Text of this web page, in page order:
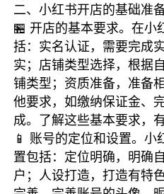
二、小红书开店的基础准
🏪 开店的基本要求。在小
括：实名认证，需要完成
实；店铺类型选择，根据
铺类型；资质准备，准备
他要求，如缴纳保证金、
成。了解这些基本要求，
📱 账号的定位和设置。小
置包括：定位明确，明确
户；人设打造，打造有特